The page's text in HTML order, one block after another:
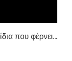
που φέρνει...